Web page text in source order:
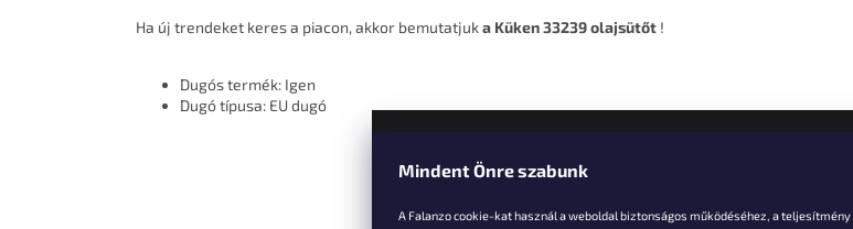
Mindent Önre szabunk
A Falanzo cookie-kat használ a weboldal biztonságos működéséhez, a teljesítmény
Ha új trendeket keres a piacon, akkor bemutatjuka Küken 33239 olajsütőt !
Dugós termék: Igen
Dugó típusa: EU dugó